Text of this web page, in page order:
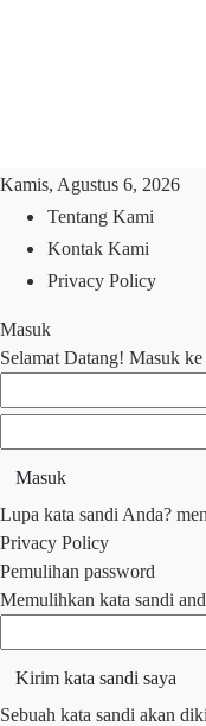
Kamis, Agustus 6, 2026
Tentang Kami
Kontak Kami
Privacy Policy
Masuk
Selamat Datang! Masuk
Lupa kata sandi Anda?
Privacy Policy
Pemulihan password
Memulihkan kata sandi
Sebuah kata sandi akan